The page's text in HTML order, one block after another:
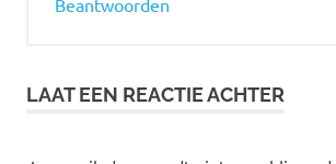
Beantwoorden
LAAT EEN REACTIE ACHTER